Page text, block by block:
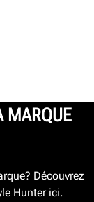
MARQUE
Découvrez
Hunter ici.